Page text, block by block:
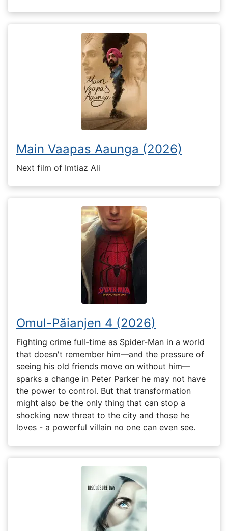
Main Vaapas Aaunga (2026)
Next film of Imtiaz Ali
Omul-Păianjen 4 (2026)
Fighting crime full-time as Spider-Man in a world
that doesn't remember him—and the pressure of
seeing his old friends move on without him—
sparks a change in Peter Parker he may not have
the power to control. But that transformation
might also be the only thing that can stop a
shocking new threat to the city and those he
loves - a powerful villain no one can even see.